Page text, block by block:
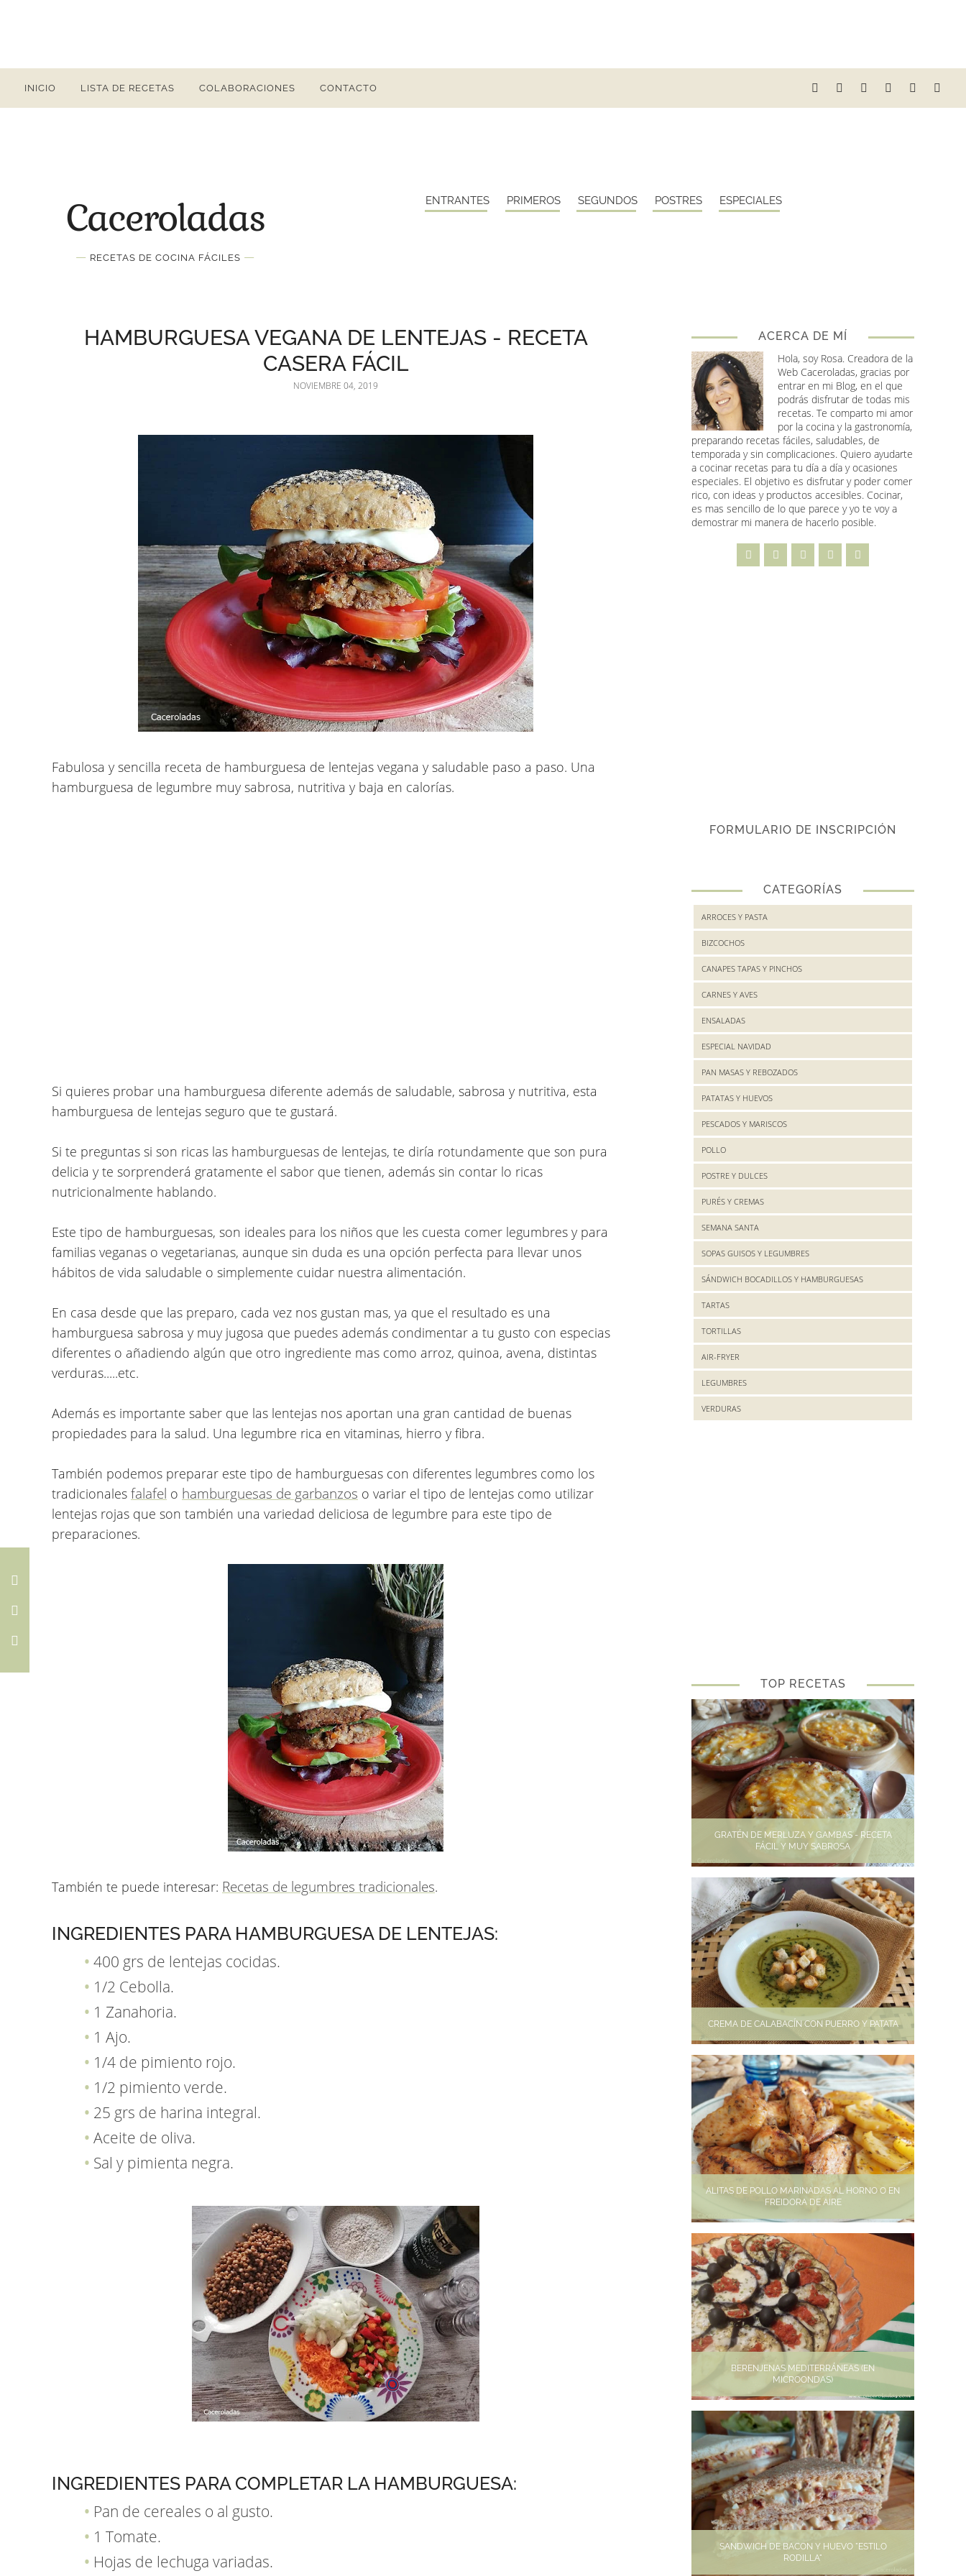
INICIO LISTA DE RECETAS COLABORACIONES CONTACTO
Caceroladas
— RECETAS DE COCINA FÁCILES —
ENTRANTES PRIMEROS SEGUNDOS POSTRES ESPECIALES
HAMBURGUESA VEGANA DE LENTEJAS - RECETA
CASERA FÁCIL
NOVIEMBRE 04, 2019
Fabulosa y sencilla receta de hamburguesa de lentejas vegana y saludable paso a paso. Una
hamburguesa de legumbre muy sabrosa, nutritiva y baja en calorías.
Si quieres probar una hamburguesa diferente además de saludable, sabrosa y nutritiva, esta
hamburguesa de lentejas seguro que te gustará.
Si te preguntas si son ricas las hamburguesas de lentejas, te diría rotundamente que son pura
delicia y te sorprenderá gratamente el sabor que tienen, además sin contar lo ricas
nutricionalmente hablando.
Este tipo de hamburguesas, son ideales para los niños que les cuesta comer legumbres y para
familias veganas o vegetarianas, aunque sin duda es una opción perfecta para llevar unos
hábitos de vida saludable o simplemente cuidar nuestra alimentación.
En casa desde que las preparo, cada vez nos gustan mas, ya que el resultado es una
hamburguesa sabrosa y muy jugosa que puedes además condimentar a tu gusto con especias
diferentes o añadiendo algún que otro ingrediente mas como arroz, quinoa, avena, distintas
verduras.....etc.
Además es importante saber que las lentejas nos aportan una gran cantidad de buenas
propiedades para la salud. Una legumbre rica en vitaminas, hierro y fibra.
También podemos preparar este tipo de hamburguesas con diferentes legumbres como los
tradicionales falafel o hamburguesas de garbanzos o variar el tipo de lentejas como utilizar
lentejas rojas que son también una variedad deliciosa de legumbre para este tipo de
preparaciones.
También te puede interesar: Recetas de legumbres tradicionales.
INGREDIENTES PARA HAMBURGUESA DE LENTEJAS:
400 grs de lentejas cocidas.
1/2 Cebolla.
1 Zanahoria.
1 Ajo.
1/4 de pimiento rojo.
1/2 pimiento verde.
25 grs de harina integral.
Aceite de oliva.
Sal y pimienta negra.
INGREDIENTES PARA COMPLETAR LA HAMBURGUESA:
Pan de cereales o al gusto.
1 Tomate.
Hojas de lechuga variadas.
ACERCA DE MÍ
Hola, soy Rosa. Creadora de la
Web Caceroladas, gracias por
entrar en mi Blog, en el que
podrás disfrutar de todas mis
recetas. Te comparto mi amor
por la cocina y la gastronomía,
preparando recetas fáciles, saludables, de
temporada y sin complicaciones. Quiero ayudarte
a cocinar recetas para tu día a día y ocasiones
especiales. El objetivo es disfrutar y poder comer
rico, con ideas y productos accesibles. Cocinar,
es mas sencillo de lo que parece y yo te voy a
demostrar mi manera de hacerlo posible.
FORMULARIO DE INSCRIPCIÓN
CATEGORÍAS
ARROCES Y PASTA
BIZCOCHOS
CANAPES TAPAS Y PINCHOS
CARNES Y AVES
ENSALADAS
ESPECIAL NAVIDAD
PAN MASAS Y REBOZADOS
PATATAS Y HUEVOS
PESCADOS Y MARISCOS
POLLO
POSTRE Y DULCES
PURÉS Y CREMAS
SEMANA SANTA
SOPAS GUISOS Y LEGUMBRES
SÁNDWICH BOCADILLOS Y HAMBURGUESAS
TARTAS
TORTILLAS
AIR-FRYER
LEGUMBRES
VERDURAS
TOP RECETAS
GRATÉN DE MERLUZA Y GAMBAS - RECETA
FÁCIL Y MUY SABROSA
CREMA DE CALABACÍN CON PUERRO Y PATATA
ALITAS DE POLLO MARINADAS AL HORNO O EN
FREIDORA DE AIRE
BERENJENAS MEDITERRÁNEAS (EN
MICROONDAS)
SANDWICH DE BACON Y HUEVO "ESTILO
RODILLA"